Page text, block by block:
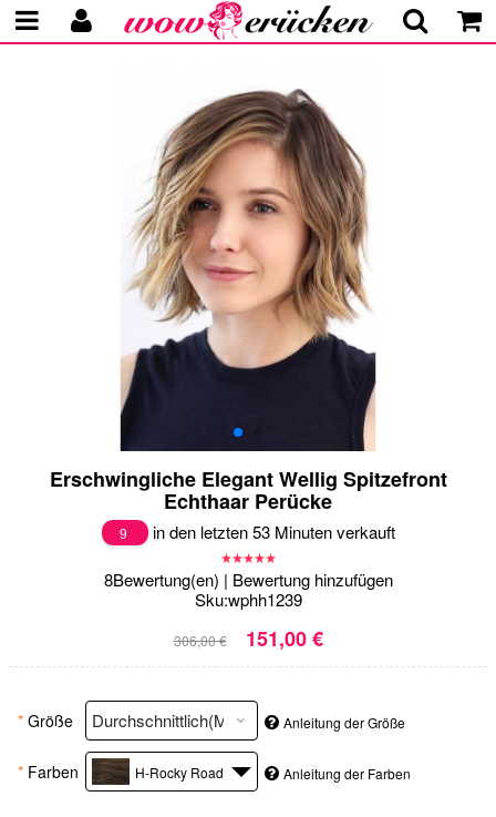
Erschwingliche Elegant Wellig Spitzefront
Echthaar Perücke
9 in den letzten 53 Minuten verkauft
8Bewertung(en) | Bewertung hinzufügen
Sku:wphh1239
306,00 € 151,00 €
* Größe Anleitung der Größe
* Farben H-Rocky Road Anleitung der Farben